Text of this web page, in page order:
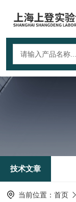
技术文章
当前位置： 首页